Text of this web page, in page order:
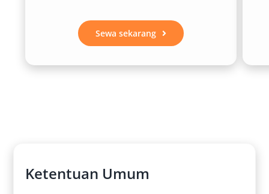
Sewa sekarang
Ketentuan Umum